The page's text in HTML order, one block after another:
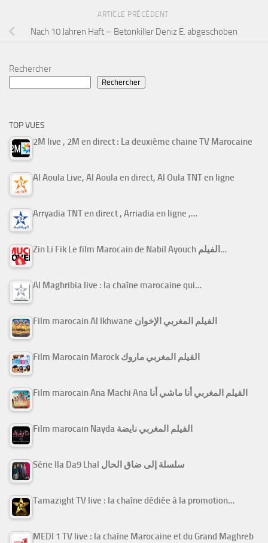
ARTICLE PRÉCÉDENT
Nach 10 Jahren Haft – Betonkiller Deniz E. abgeschoben
Rechercher
Rechercher
TOP VUES
2M live , 2M en direct : La deuxième chaine TV Marocaine
Al Aoula Live, Al Aoula en direct, Al Oula TNT en ligne
Arryadia TNT en direct , Arriadia en ligne ,…
Zin Li Fik Le film Marocain de Nabil Ayouch الفيلم…
Al Maghribia live : la chaîne marocaine qui…
Film marocain Al Ikhwane الفيلم المغربي الإخوان
Film Marocain Marock الفيلم المغربي ماروك
Film marocain Ana Machi Ana الفيلم المغربي أنا ماشي أنا
Film marocain Nayda الفيلم المغربي نايضة
Série Ila Da9 Lhal سلسلة إلى ضاق الحال
Tamazight TV live : la chaîne dédiée à la promotion…
MEDI 1 TV live : la chaîne Marocaine et du Grand Maghreb